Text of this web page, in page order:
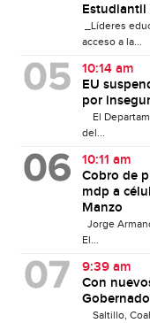
Estudiantil
_Líderes
acceso a la...
10:14 am
EU
por
El
del...
10:11 am
Cobro de
mdp a
Manzo
Jorge
El...
9:39 am
Con
Saltillo,